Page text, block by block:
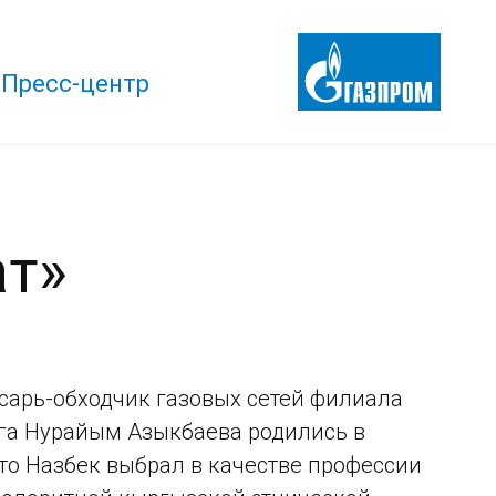
Пресс-центр
обходчик газовых сетей филиала
Нурайым Азыкбаева родились в
Назбек выбрал в качестве профессии